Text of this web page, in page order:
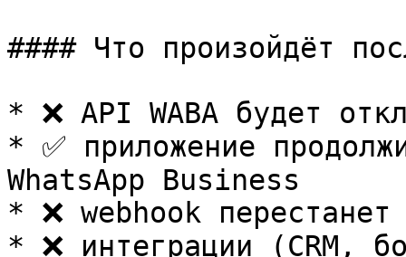
#### Что произойдёт
* ❌ API WABA будет
* ✅ приложение
WhatsApp Business
* ❌ webhook